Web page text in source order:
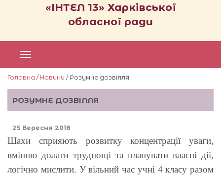
«ІНТЕЛ 13» Харківської
обласної ради
Головна / Новини / Розумне дозвілля
РОЗУМНЕ ДОЗВІЛЛЯ
25 Вересня 2018
Шахи сприяють розвитку концентрації уваги,
вмінню долати труднощі та планувати власні дії,
логічно мислити. У вільний час учні 4 класу разом